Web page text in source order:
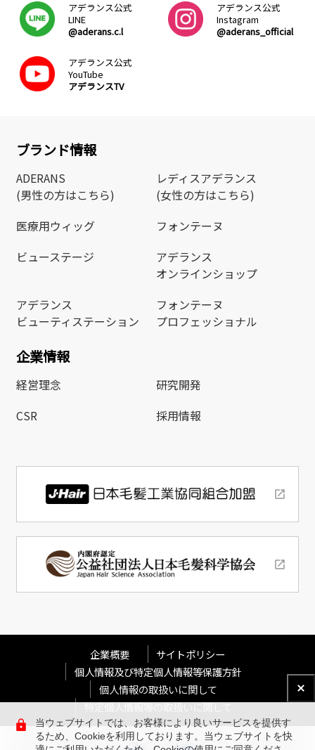
アデランス公式
LINE
@aderans.c.l
アデランス公式
Instagram
@aderans_official
アデランス公式
YouTube
アデランスTV
ブランド情報
ADERANS
(男性の方はこちら)
レディスアデランス
(女性の方はこちら)
医療用ウィッグ
フォンテーヌ
ビューステージ
アデランス
オンラインショップ
アデランス
ビューティステーション
フォンテーヌ
プロフェッショナル
企業情報
経営理念
研究開発
CSR
採用情報
企業概要
サイトポリシー
個人情報及び特定個人情報等保護方針
個人情報の取扱いに関して
特定個人情報等の取扱いに関して
当ウェブサイトでは、お客様により良いサービスを提供す
るため、Cookieを利用しております。当ウェブサイトを快